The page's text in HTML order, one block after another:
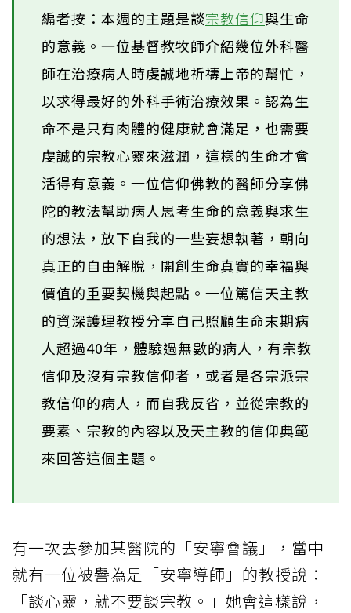
編者按：本週的主題是談宗教信仰與生命
的意義。一位基督教牧師介紹幾位外科醫
師在治療病人時虔誠地祈禱上帝的幫忙，
以求得最好的外科手術治療效果。認為生
命不是只有肉體的健康就會滿足，也需要
虔誠的宗教心靈來滋潤，這樣的生命才會
活得有意義。一位信仰佛教的醫師分享佛
陀的教法幫助病人思考生命的意義與求生
的想法，放下自我的一些妄想執著，朝向
真正的自由解脫，開創生命真實的幸福與
價值的重要契機與起點。一位篤信天主教
的資深護理教授分享自己照顧生命末期病
人超過40年，體驗過無數的病人，有宗教
信仰及沒有宗教信仰者，或者是各宗派宗
教信仰的病人，而自我反省，並從宗教的
要素、宗教的內容以及天主教的信仰典範
來回答這個主題。
有一次去參加某醫院的「安寧會議」，當中
就有一位被譽為是「安寧導師」的教授說：
「談心靈，就不要談宗教。」她會這樣說，